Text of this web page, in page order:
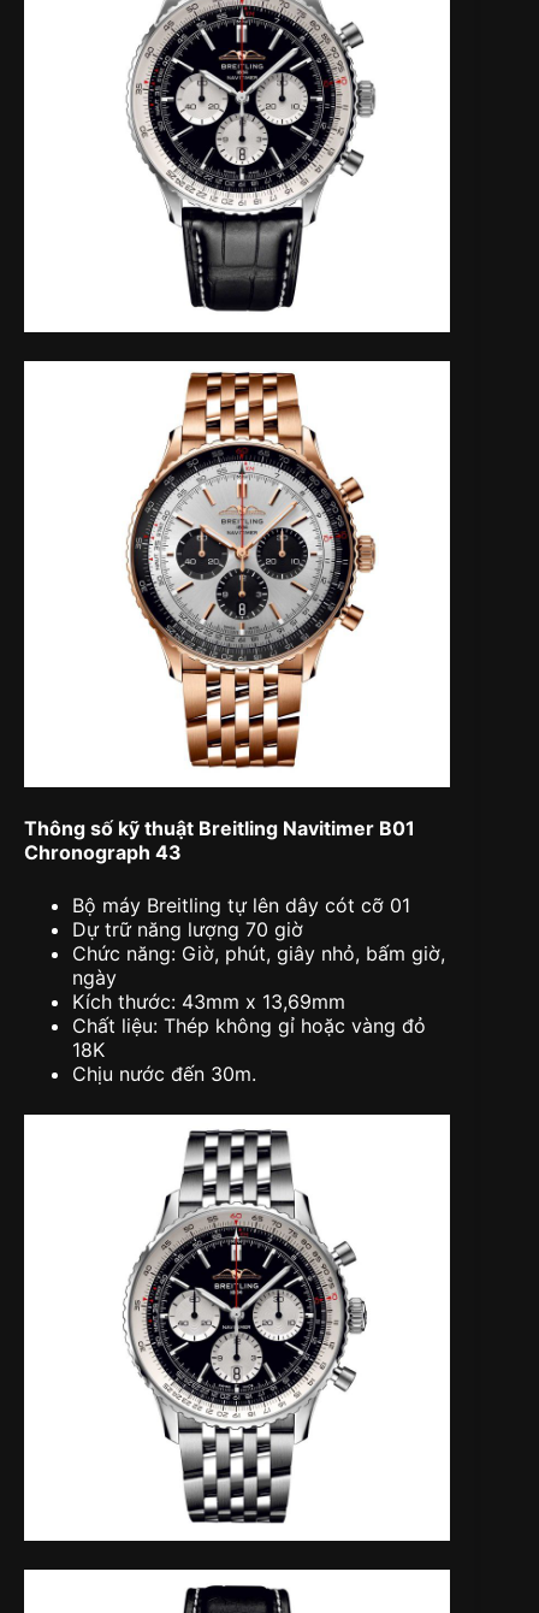
Thông số kỹ thuật Breitling Navitimer B01
Chronograph 43
Bộ máy Breitling tự lên dây cót cỡ 01
Dự trữ năng lượng 70 giờ
Chức năng: Giờ, phút, giây nhỏ, bấm giờ,
ngày
Kích thước: 43mm x 13,69mm
Chất liệu: Thép không gỉ hoặc vàng đỏ
18K
Chịu nước đến 30m.